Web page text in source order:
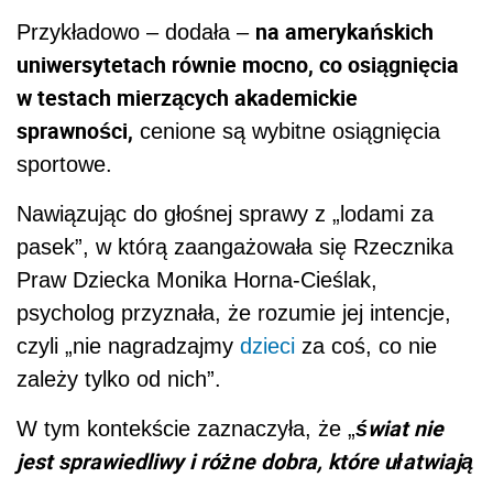
Przykładowo – dodała – na amerykańskich
uniwersytetach równie mocno, co osiągnięcia
w testach mierzących akademickie
sprawności, cenione są wybitne osiągnięcia
sportowe.
Nawiązując do głośnej sprawy z „lodami za
pasek”, w którą zaangażowała się Rzecznika
Praw Dziecka Monika Horna-Cieślak,
psycholog przyznała, że rozumie jej intencje,
czyli „nie nagradzajmy dzieci za coś, co nie
zależy tylko od nich”.
W tym kontekście zaznaczyła, że „świat nie
jest sprawiedliwy i różne dobra, które ułatwiają